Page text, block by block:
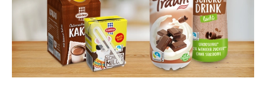
Aktuelle Links
Karriere